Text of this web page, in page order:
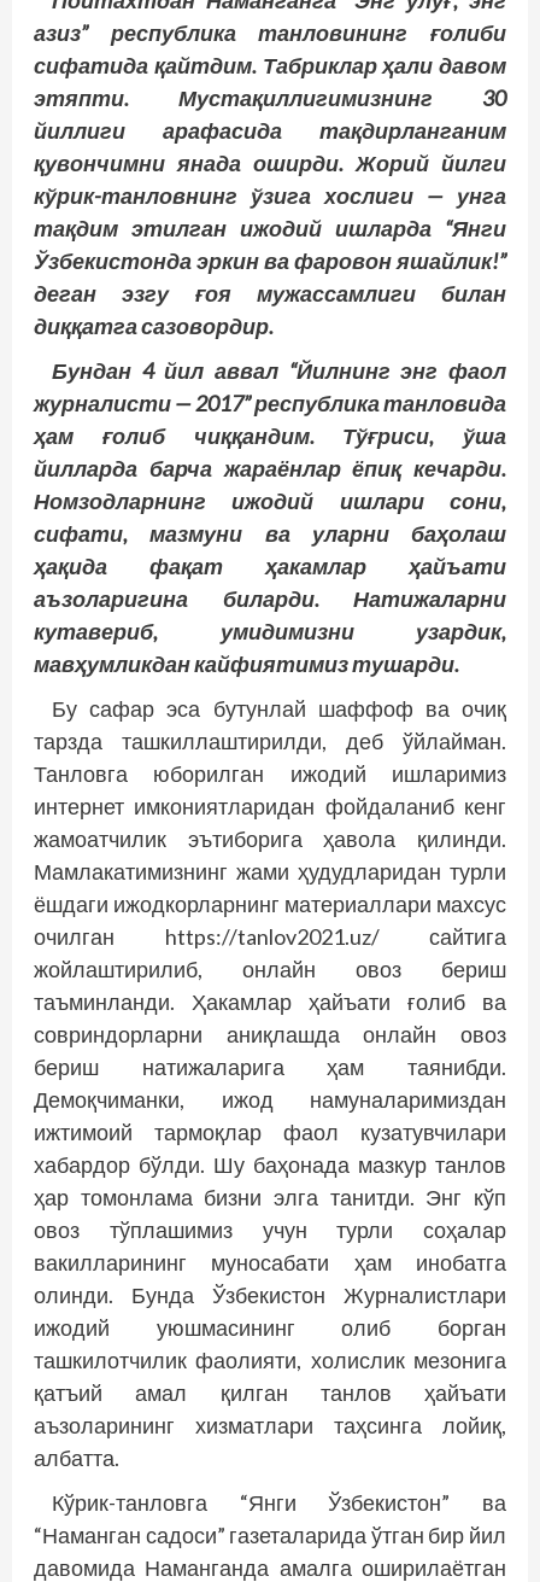
азиз” республика танловининг ғолиби
сифатида қайтдим. Табриклар ҳали давом
этяпти. Мустақиллигимизнинг 30
йиллиги арафасида тақдирланганим
қувончимни янада оширди. Жорий йилги
кўрик-танловнинг ўзига хослиги — унга
тақдим этилган ижодий ишларда “Янги
Ўзбекистонда эркин ва фаровон яшайлик!”
деган эзгу ғоя мужассамлиги билан
диққатга сазовордир.
Бундан 4 йил аввал “Йилнинг энг фаол
журналисти — 2017” республика танловида
ҳам ғолиб чиққандим. Тўғриси, ўша
йилларда барча жараёнлар ёпиқ кечарди.
Номзодларнинг ижодий ишлари сони,
сифати, мазмуни ва уларни баҳолаш
ҳақида фақат ҳакамлар ҳайъати
аъзоларигина биларди. Натижаларни
кутавериб, умидимизни узардик,
мавҳумликдан кайфиятимиз тушарди.
Бу сафар эса бутунлай шаффоф ва очиқ
тарзда ташкиллаштирилди, деб ўйлайман.
Танловга юборилган ижодий ишларимиз
интернет имкониятларидан фойдаланиб кенг
жамоатчилик эътиборига ҳавола қилинди.
Мамлакатимизнинг жами ҳудудларидан турли
ёшдаги ижодкорларнинг материаллари махсус
очилган https://tanlov2021.uz/ сайтига
жойлаштирилиб, онлайн овоз бериш
таъминланди. Ҳакамлар ҳайъати ғолиб ва
совриндорларни аниқлашда онлайн овоз
бериш натижаларига ҳам таянибди.
Демоқчиманки, ижод намуналаримиздан
ижтимоий тармоқлар фаол кузатувчилари
хабардор бўлди. Шу баҳонада мазкур танлов
ҳар томонлама бизни элга танитди. Энг кўп
овоз тўплашимиз учун турли соҳалар
вакилларининг муносабати ҳам инобатга
олинди. Бунда Ўзбекистон Журналистлари
ижодий уюшмасининг олиб борган
ташкилотчилик фаолияти, холислик мезонига
қатъий амал қилган танлов ҳайъати
аъзоларининг хизматлари таҳсинга лойиқ,
албатта.
Кўрик-танловга “Янги Ўзбекистон” ва
“Наманган садоси” газеталарида ўтган бир йил
давомида Наманганда амалга оширилаётган